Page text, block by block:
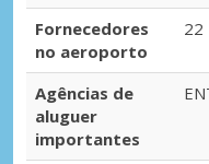
Fornecedores
no aeroporto
22
Agências de
aluguer
importantes